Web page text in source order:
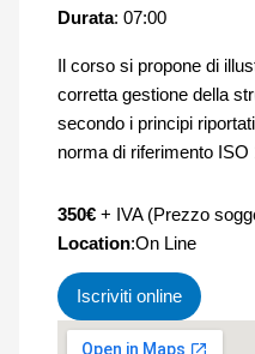
Durata: 07:00
Il corso si propone di
corretta gestione della
secondo i principi
norma di riferimento ISO
350€+ IVA (Prezzo
Location:On Line
Iscriviti online